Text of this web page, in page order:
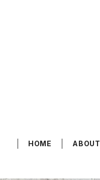
HOME ABOUT